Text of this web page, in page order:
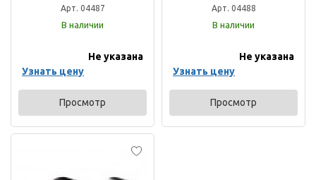
Арт. 04487
В наличии
Не указана
Узнать цену
Просмотр
Арт. 04488
В наличии
Не указана
Узнать цену
Просмотр